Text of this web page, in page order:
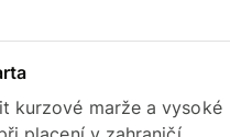
kurzové marže a vysoké